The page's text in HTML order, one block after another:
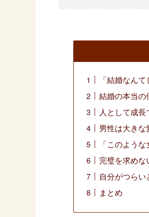
「結婚なん
結婚の本当の
人として成長
男性は大きな
「このよう
完璧を求めな
自分がつら
まとめ